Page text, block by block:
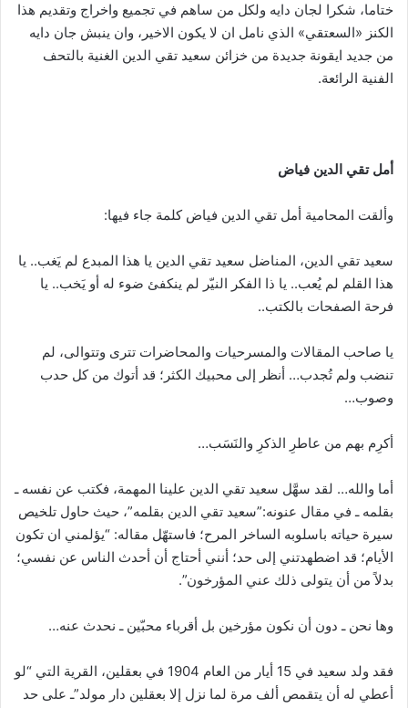
ختاما، شكرا لجان دايه ولكل من ساهم في تجميع واخراج وتقديم هذا
الكنز «السعتقي» الذي نامل ان لا يكون الاخير، وان ينبش جان دايه
من جديد ايقونة جديدة من خزائن سعيد تقي الدين الغنية بالتحف
الفنية الرائعة.
أمل تقي الدين فياض
وألقت المحامية أمل تقي الدين فياض كلمة جاء فيها:
سعيد تقي الدين، المناضل سعيد تقي الدين يا هذا المبدع لم يَغب.. يا
هذا القلم لم يُعب.. يا ذا الفكر النيّر لم ينكفئ ضوء له أو يَخب.. يا
فرحة الصفحات بالكتب..
يا صاحب المقالات والمسرحيات والمحاضرات تترى وتتوالى، لم
تنضب ولم تُجدب… أنظر إلى محبيك الكثر؛ قد أتوك من كل حدب
وصوب…
أكرِم بهم من عاطرِ الذكرِ والنَسَب…
أما والله… لقد سهَّل سعيد تقي الدين علينا المهمة، فكتب عن نفسه ـ
بقلمه ـ في مقال عنونه:”سعيد تقي الدين بقلمه”، حيث حاول تلخيص
سيرة حياته باسلوبه الساخر المرح؛ فاستهّل مقاله: “يؤلمني ان تكون
الأيام؛ قد اضطهدتني إلى حد؛ أنني أحتاج أن أحدث الناس عن نفسي؛
بدلاً من أن يتولى ذلك عني المؤرخون”.
وها نحن ـ دون أن نكون مؤرخين بل أقرباء محبّين ـ نحدث عنه…
فقد ولد سعيد في 15 أيار من العام 1904 في بعقلين، القرية التي “لو
أعطي له أن يتقمص ألف مرة لما نزل إلا بعقلين دار مولد”ـ على حد